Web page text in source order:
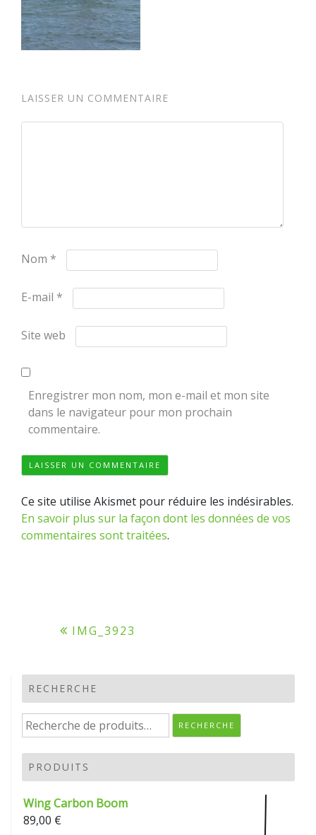
LAISSER UN COMMENTAIRE
Nom *
E-mail *
Site web
Enregistrer mon nom, mon e-mail et mon site
dans le navigateur pour mon prochain
commentaire.
Ce site utilise Akismet pour réduire les indésirables.
En savoir plus sur la façon dont les données de vos
commentaires sont traitées.
Navigation
l’article
IMG_3923
RECHERCHE
Recherche
pour :
RECHERCHE
PRODUITS
Wing Carbon Boom
89,00 €